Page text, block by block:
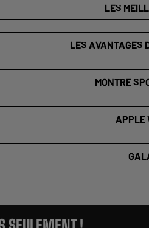
LES
LES AVANTAGES
MONTRE
APPLE